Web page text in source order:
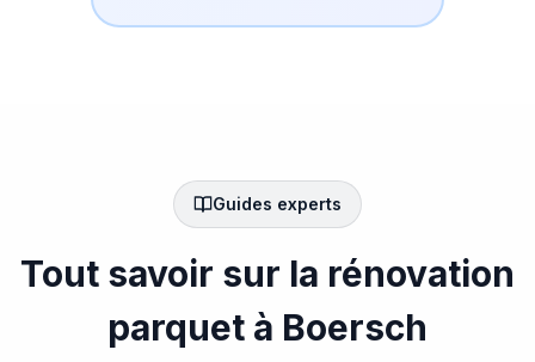
Guides experts
Tout savoir sur la rénovation
parquet à Boersch